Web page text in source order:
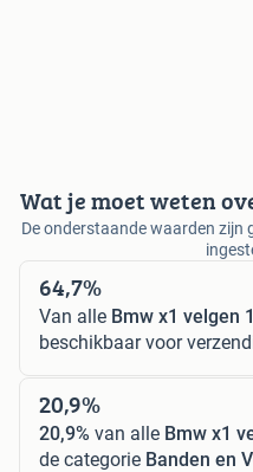
Wat je moet weten
De onderstaande waarden zijn
64,7%
Van alle Bmw x1 velgen
beschikbaar voor
20,9%
20,9% van alle Bmw x1
de categorie Banden en